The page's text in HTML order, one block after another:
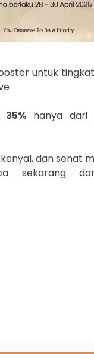
untuk
hanya dari
dan sehat
sekarang